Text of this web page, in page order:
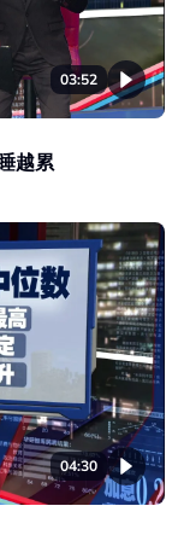
03:52
越累
04:30